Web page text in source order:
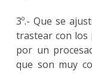
3º.- Que se
trastear con los
por un
que son muy